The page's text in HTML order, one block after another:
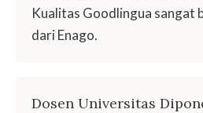
Kualitas Goodlingua sangat
dari Enago.
Dosen Universitas